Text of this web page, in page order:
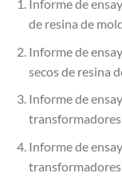
Informe de
de resina de
Informe de
secos de resina
Informe de
transformadores
Informe de
transformadores